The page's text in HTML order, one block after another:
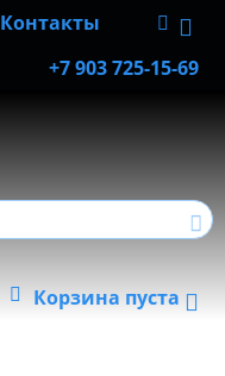
Контакты
+7 903 725-15-69
Корзина пуста